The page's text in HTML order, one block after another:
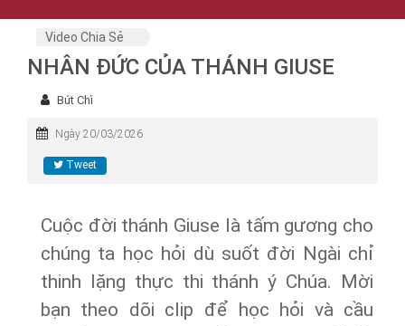
Video Chia Sẻ
NHÂN ĐỨC CỦA THÁNH GIUSE
Bút Chì
Ngày 20/03/2026
Tweet
Cuộc đời thánh Giuse là tấm gương cho
chúng ta học hỏi dù suốt đời Ngài chỉ
thinh lặng thực thi thánh ý Chúa. Mời
bạn theo dõi clip để học hỏi và cầu